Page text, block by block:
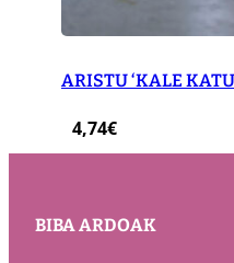
ARISTU ‘KALE
4,74€
BIBA ARDOAK